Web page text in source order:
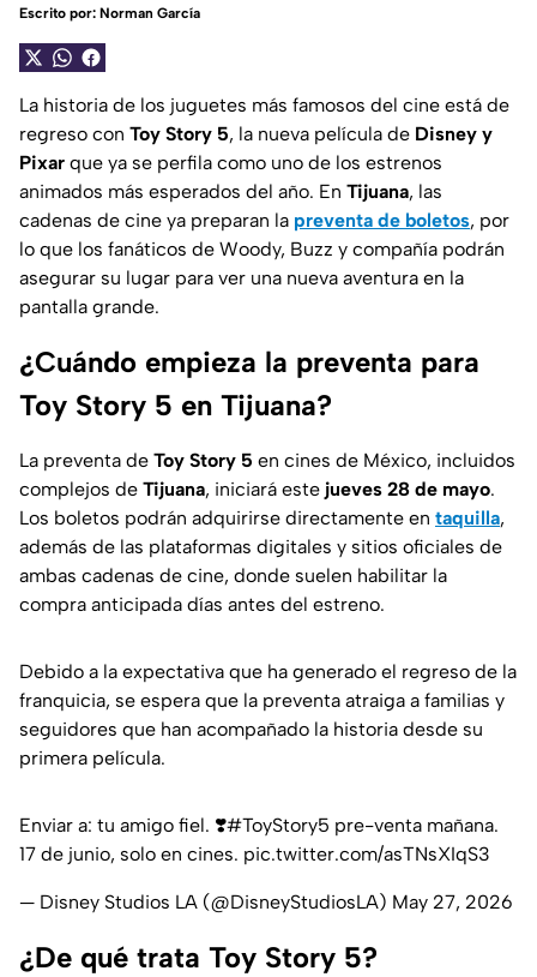
Escrito por: Norman García
La historia de los juguetes más famosos del cine está de
regreso con Toy Story 5, la nueva película de Disney y
Pixar que ya se perfila como uno de los estrenos
animados más esperados del año. En Tijuana, las
cadenas de cine ya preparan la preventa de boletos, por
lo que los fanáticos de Woody, Buzz y compañía podrán
asegurar su lugar para ver una nueva aventura en la
pantalla grande.
¿Cuándo empieza la preventa para
Toy Story 5 en Tijuana?
La preventa de Toy Story 5 en cines de México, incluidos
complejos de Tijuana, iniciará este jueves 28 de mayo.
Los boletos podrán adquirirse directamente en taquilla,
además de las plataformas digitales y sitios oficiales de
ambas cadenas de cine, donde suelen habilitar la
compra anticipada días antes del estreno.
Debido a la expectativa que ha generado el regreso de la
franquicia, se espera que la preventa atraiga a familias y
seguidores que han acompañado la historia desde su
primera película.
Enviar a: tu amigo fiel. ❣️#ToyStory5 pre-venta mañana.
17 de junio, solo en cines. pic.twitter.com/asTNsXIqS3
— Disney Studios LA (@DisneyStudiosLA) May 27, 2026
¿De qué trata Toy Story 5?